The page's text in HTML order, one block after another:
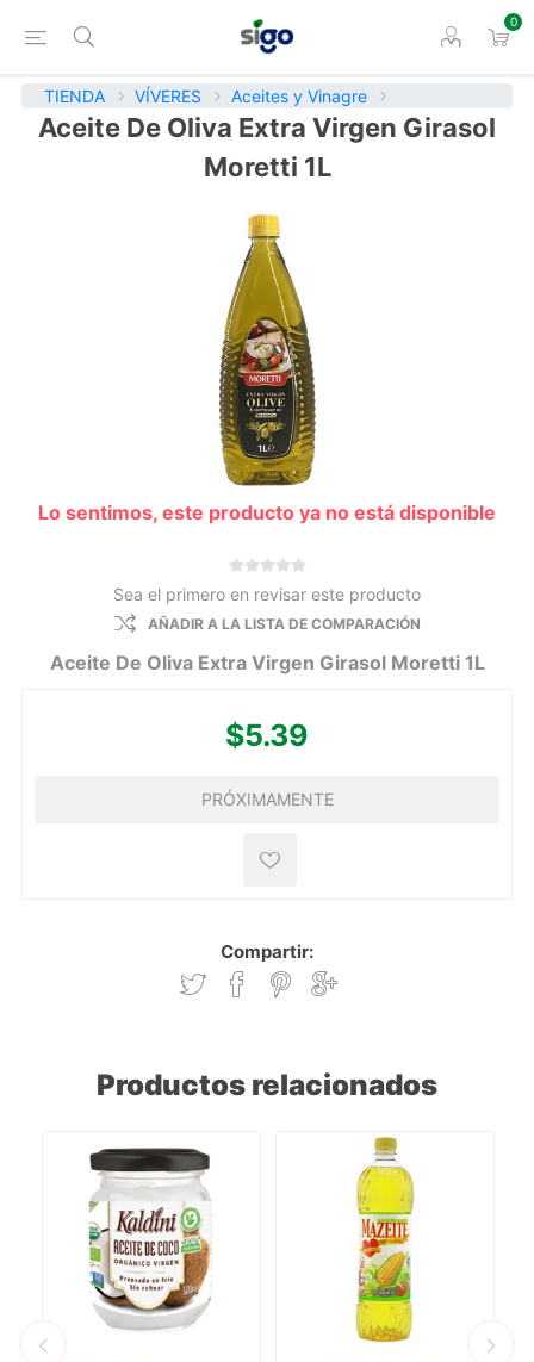
0
TIENDA VÍVERES Aceites y Vinagre
Aceite De Oliva Extra Virgen Girasol
Moretti 1L
Lo sentimos, este producto ya no está disponible
Sea el primero en revisar este producto
AÑADIR A LA LISTA DE COMPARACIÓN
Aceite De Oliva Extra Virgen Girasol Moretti 1L
$5.39
PRÓXIMAMENTE
Compartir:
Productos relacionados